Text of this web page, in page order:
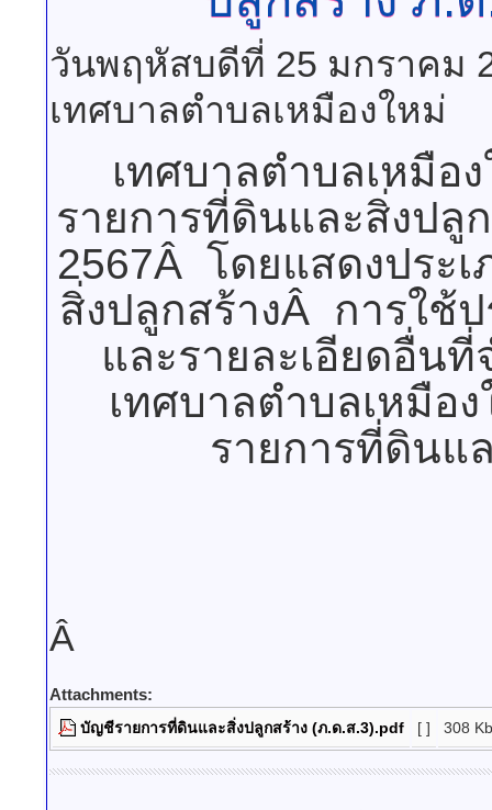
วันพฤหัสบดีที่ 25 มกราคม
เทศบาลตำบลเหมืองใหม่
เทศบาลตำบลเหมื
รายการที่ดินและสิ่งป
2567Â โดยแสดงประ
สิ่งปลูกสร้างÂ การใช้
และรายละเอียดอื่น
เทศบาลตำบลเหมื
รายการที่ดินแ
Â
Attachments:
บัญชีรายการที่ดินและสิ่งปลูกสร้าง (ภ.ด.ส.3).pdf [ ] 308 Kb